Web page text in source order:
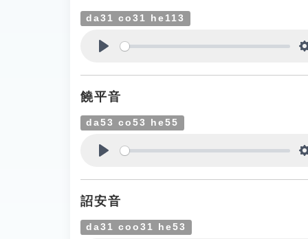
da31 co31 he113
饒平音
da53 co53 he55
詔安音
da31 coo31 he53